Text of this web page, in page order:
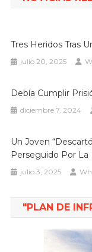
Tres Heridos Tras
julio 20, 2025
Debía Cumplir
diciembre 7, 2024
Un Joven
Perseguido Por La
julio 3, 2025
"PLAN DE